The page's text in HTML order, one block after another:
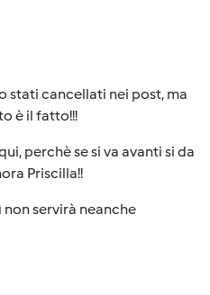
stati cancellati nei post, ma
è il fatto!!!
perchè se si va avanti si da
Priscilla!!
servirà neanche